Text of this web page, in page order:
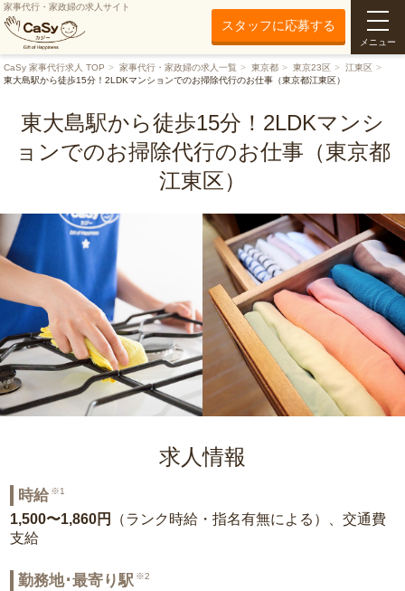
家事代行・家政婦の求人サイト
スタッフに応募する
メニュー
CaSy 家事代行求人 TOP 家事代行・家政婦の求人一覧 東京都 東京23区
江東区
東大島駅から徒歩15分！2LDKマンションでのお掃除代行のお仕事（東京都江東区）
東大島駅から徒歩15分！2LDKマンシ
ョンでのお掃除代行のお仕事（東京都
江東区）
求人情報
時給 ※1
1,500〜1,860円
（ランク時給・指名有無による）、交通費
支給
勤務地･最寄り駅 ※2